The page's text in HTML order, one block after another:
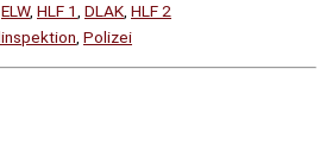
ELW, HLF 1 DLAK HLF 2
Polizei